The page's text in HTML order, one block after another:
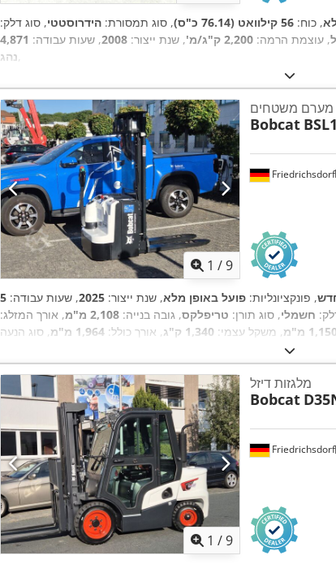
, כוח: 56 קילוואט (76.14 כ"ס) , סוג תמסורת: הידרוסטטי, סוג דלק:
, עוצמת הרמה: 2,200 ק"ג/מ' , שנת ייצור: 2008, שעות עבודה:
נהג,
1 /9
Friedrichsdorf
מערם משטחים
Bobcat
, פונקציונליות: פועל באופן מלא, שנת ייצור: 2025, שעות עבודה:
חשמלי, סוג תורן: טריפלקס, גובה בנייה: 2,108 מ"מ
, אורך המזלג:
1,150 מ"מ
, משקל עצמי: 1,340 ק"ג , אורך כולל: 1,964 מ"מ
1 /9
Friedrichsdorf
מלגזות דיזל
Bobcat